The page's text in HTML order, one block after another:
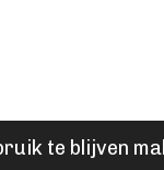
te blijven